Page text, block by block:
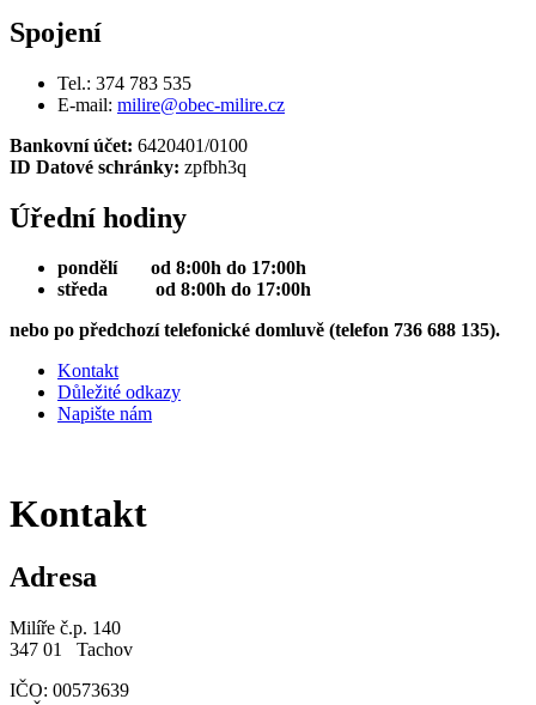
Spojení
Tel.: 374 783 535
E-mail: milire@obec-milire.cz
Bankovní účet: 6420401/0100
ID Datové schránky: zpfbh3q
Úřední hodiny
pondělí od 8:00h do 17:00h
středa od 8:00h do 17:00h
nebo po předchozí telefonické domluvě (telefon 736 688 135).
Kontakt
Důležité odkazy
Napište nám
Kontakt
Adresa
Milíře č.p. 140
347 01 Tachov
IČO: 00573639